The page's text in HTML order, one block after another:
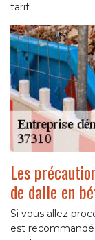
tarif.
Les
de dalle en
Si vous allez
est recommandé